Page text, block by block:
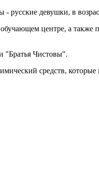
русские девушки, в
центре, а также
"Братья Чистовы".
средств,